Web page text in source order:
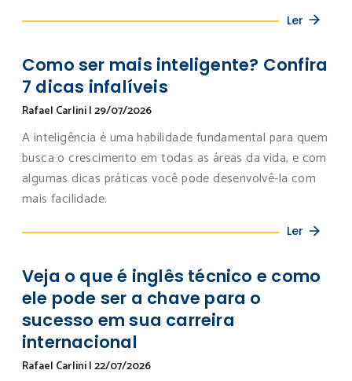
Ler
Como ser mais inteligente? Confira
7 dicas infalíveis
Rafael Carlini|29/07/2026
A inteligência é uma habilidade fundamental para quem
busca o crescimento em todas as áreas da vida, e com
algumas dicas práticas você pode desenvolvê-la com
mais facilidade.
Ler
Veja o que é inglês técnico e como
ele pode ser a chave para o
sucesso em sua carreira
internacional
Rafael Carlini|22/07/2026